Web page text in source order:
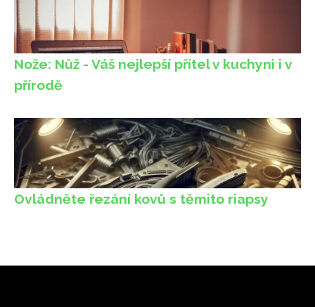
Nože: Nůž - Váš nejlepší přítel v kuchyni i v
přírodě
Ovládněte řezání kovů s těmito riapsy